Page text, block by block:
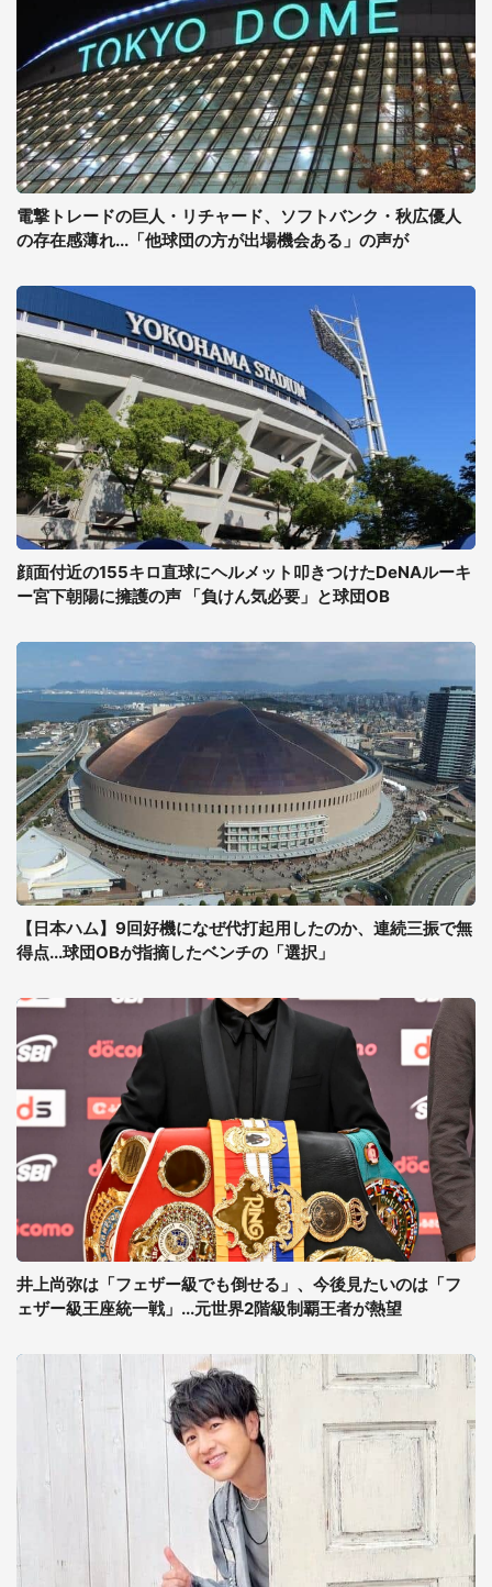
電撃トレードの巨人・リチャード、ソフトバンク・秋広優人
の存在感薄れ...「他球団の方が出場機会ある」の声が
顔面付近の155キロ直球にヘルメット叩きつけたDeNAルーキ
ー宮下朝陽に擁護の声 「負けん気必要」と球団OB
【日本ハム】9回好機になぜ代打起用したのか、連続三振で無
得点...球団OBが指摘したベンチの「選択」
井上尚弥は「フェザー級でも倒せる」、今後見たいのは「フ
ェザー級王座統一戦」...元世界2階級制覇王者が熱望